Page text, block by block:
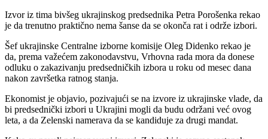
Izvor iz tima bivšeg ukrajinskog predsednika Petra Porošenka rekao
je da trenutno praktično nema šanse da se okonča rat i održe izbori.
Šef ukrajinske Centralne izborne komisije Oleg Didenko rekao je
da, prema važećem zakonodavstvu, Vrhovna rada mora da donese
odluku o zakazivanju predsedničkih izbora u roku od mesec dana
nakon završetka ratnog stanja.
Ekonomist je objavio, pozivajući se na izvore iz ukrajinske vlade, da
bi predsednički izbori u Ukrajini mogli da budu održani već ovog
leta, a da Zelenski namerava da se kandiduje za drugi mandat.